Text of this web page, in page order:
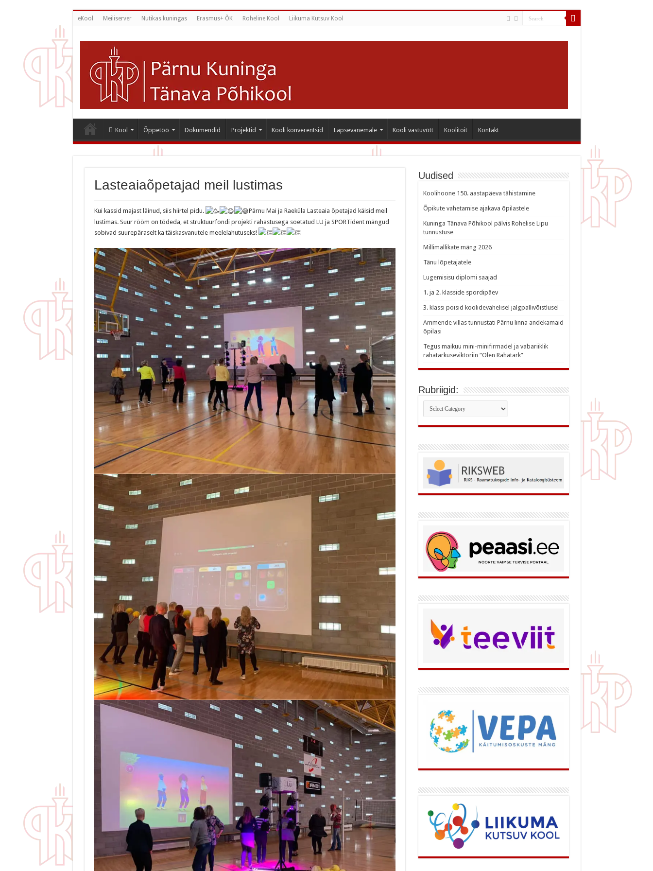
eKool Meiliserver Nutikas kuningas Erasmus+ ÕK Roheline Kool Liikuma Kutsuv Kool
Kool Õppetöö Dokumendid Projektid Kooli konverentsid Lapsevanemale Kooli vastuvõtt Koolitoit Kontakt
Lasteaiaõpetajad meil lustimas
Kui kassid majast läinud, siis hiirtel pidu.
Pärnu Mai ja Raeküla Lasteaia õpetajad käisid meil
lustimas. Suur rõõm on tõdeda, et struktuurfondi projekti rahastusega soetatud LÜ ja SPORTident mängud
sobivad suurepäraselt ka täiskasvanutele meelelahutuseks!
Uudised
Koolihoone 150. aastapäeva tähistamine
Õpikute vahetamise ajakava õpilastele
Kuninga Tänava Põhikool pälvis Rohelise Lipu
tunnustuse
Millimallikate mäng 2026
Tänu lõpetajatele
Lugemisisu diplomi saajad
1. ja 2. klasside spordipäev
3. klassi poisid koolidevahelisel jalgpallivõistlusel
Ammende villas tunnustati Pärnu linna andekamaid
õpilasi
Tegus maikuu mini-minifirmadel ja vabariiklik
rahatarkuseviktoriin “Olen Rahatark”
Rubriigid:
Rubriigid: